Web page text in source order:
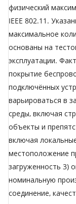
физический
IEEE 802.11.
максимальное
основаны на
эксплуатации.
покрытие
подключённых
варьироваться в
среды, включая
объекты и
включая
местоположение
загруженность 3)
номинальную
соединение,